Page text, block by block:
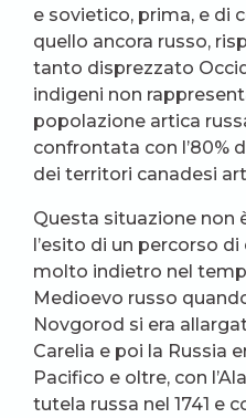
e sovietico, prima, e di
quello ancora russo,
tanto disprezzato
indigeni non
popolazione artica
confrontata con l’80%
dei territori canadesi
Questa situazione non
l’esito di un percorso
molto indietro nel
Medioevo russo
Novgorod si era
Carelia e poi la Russia
Pacifico e oltre, con
tutela russa nel 1741 e